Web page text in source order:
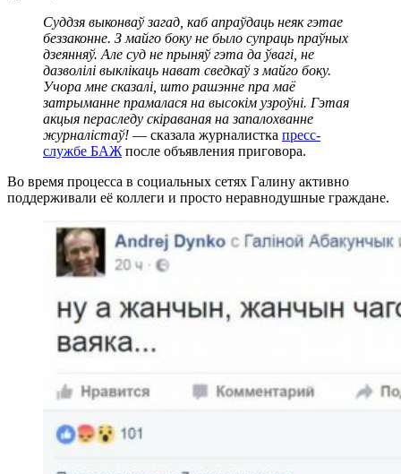
Суддзя выконваў загад, каб апраўдаць неяк гэтае
беззаконне. З майго боку не было супраць праўных
дзеянняў. Але суд не прыняў гэта да ўвагі, не
дазволілі выклікаць нават сведкаў з майго боку.
Учора мне сказалі, што рашэнне пра маё
затрыманне прамалася на высокім узроўні. Гэтая
акцыя пераследу скіраваная на запалохванне
журналістаў! — сказала журналистка пресс-
службе БАЖ после объявления приговора.
Во время процесса в социальных сетях Галину активно
поддерживали её коллеги и просто неравнодушные граждане.